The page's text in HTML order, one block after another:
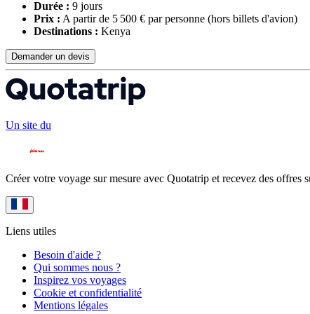
Durée : 9 jours
Prix : A partir de 5 500 € par personne (hors billets d'avion)
Destinations : Kenya
Demander un devis
Un site du
Créer votre voyage sur mesure avec Quotatrip et recevez des offres
Liens utiles
Besoin d'aide ?
Qui sommes nous ?
Inspirez vos voyages
Cookie et confidentialité
Mentions légales